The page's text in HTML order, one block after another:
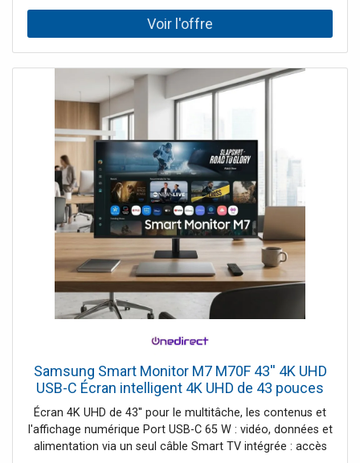
marquage rouge / bleu sur le levier Cartouche Ø 38 mm
avec rondelles d'étanchéité en céramique Inox de
mouvements de levier différents) Max. Résistance à la
température jusqu'à 95 ° C (ne convient pas pour un
fonctionnement continu) réservoir de graisse intégré
(sans danger pour les aliments) limiteur de température
d'eau chaude intégré Test d'endurance EN 817
Comportement au bruit DIN 4109 2000 tuyau 2000 pour
robinetterie de bain avec set de douche avec douchette
bâton Flexible de douche et support de douche mural
Samsung Smart Monitor M7 M70F 43'' 4K UHD
USB-C Écran intelligent 4K UHD de 43 pouces
avec Smart TV intégrée, port USB-C de 65 W et
accès à des
Écran 4K UHD de 43'' pour le multitâche, les contenus et
l'affichage numérique Port USB-C 65 W : vidéo, données et
alimentation via un seul câble Smart TV intégrée : accès